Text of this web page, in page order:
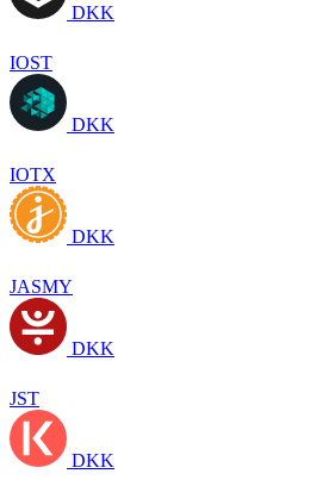
DKK
IOST
DKK
IOTX
DKK
JASMY
DKK
JST
DKK